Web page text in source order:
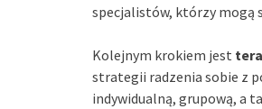
specjalistów, którzy mogą
Kolejnym krokiem jest
strategii radzenia sobie z
indywidualną, grupową, a